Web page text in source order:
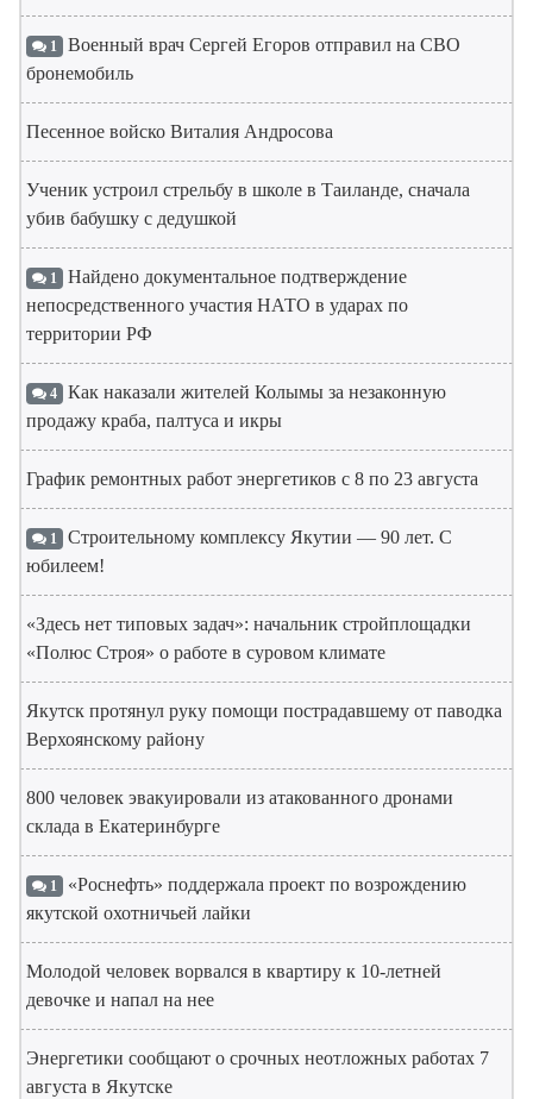
1 Военный врач Сергей Егоров отправил на СВО
бронемобиль
Песенное войско Виталия Андросова
Ученик устроил стрельбу в школе в Таиланде, сначала
убив бабушку с дедушкой
1 Найдено документальное подтверждение
непосредственного участия НАТО в ударах по
территории РФ
4 Как наказали жителей Колымы за незаконную
продажу краба, палтуса и икры
График ремонтных работ энергетиков с 8 по 23 августа
1 Строительному комплексу Якутии — 90 лет. С
юбилеем!
«Здесь нет типовых задач»: начальник стройплощадки
«Полюс Строя» о работе в суровом климате
Якутск протянул руку помощи пострадавшему от паводка
Верхоянскому району
800 человек эвакуировали из атакованного дронами
склада в Екатеринбурге
1 «Роснефть» поддержала проект по возрождению
якутской охотничьей лайки
Молодой человек ворвался в квартиру к 10-летней
девочке и напал на нее
Энергетики сообщают о срочных неотложных работах 7
августа в Якутске